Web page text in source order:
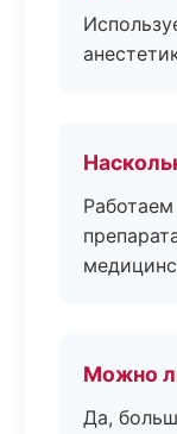
Можно
Да,